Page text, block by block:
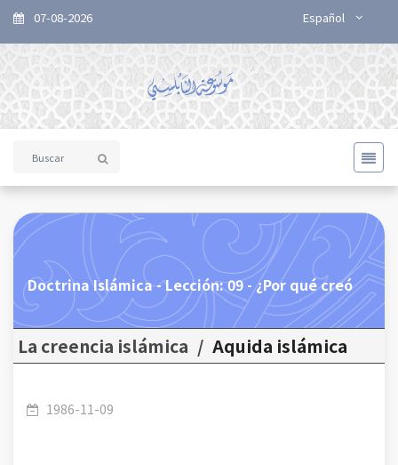
07-08-2026 Español
Doctrina Islámica - Lección: 09 - ¿Por qué creó
Dios al hombre? ¿Cuál es su misión principal?
La creencia islámica / Aquida islámica
1986-11-09